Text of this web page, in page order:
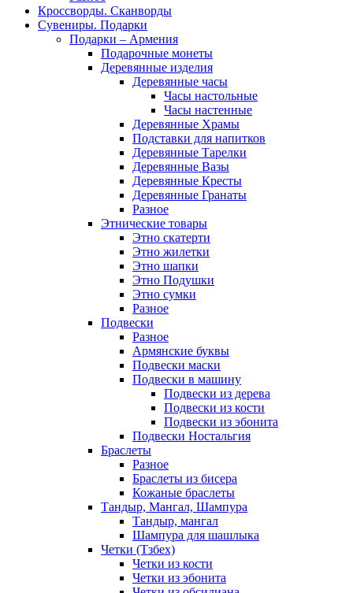
Кроссворды. Сканворды
Сувениры. Подарки
Подарки – Армения
Подарочные монеты
Деревянные изделия
Деревянные часы
Часы настольные
Часы настенные
Деревянные Храмы
Подставки для напитков
Деревянные Тарелки
Деревянные Вазы
Деревянные Кресты
Деревянные Гранаты
Разное
Этнические товары
Этно скатерти
Этно жилетки
Этно шапки
Этно Подушки
Этно сумки
Разное
Подвески
Разное
Армянские буквы
Подвески маски
Подвески в машину
Подвески из дерева
Подвески из кости
Подвески из эбонита
Подвески Ностальгия
Браслеты
Разное
Браслеты из бисера
Кожаные браслеты
Тандыр, Мангал, Шампура
Тандыр, мангал
Шампура для шашлыка
Четки (Тзбех)
Четки из кости
Четки из эбонита